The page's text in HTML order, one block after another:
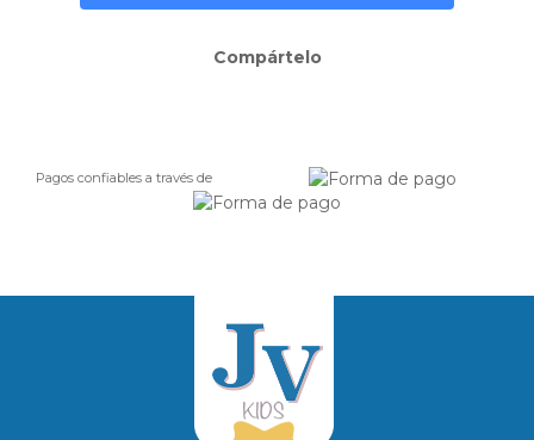
Compártelo
Pagos confiables a través de